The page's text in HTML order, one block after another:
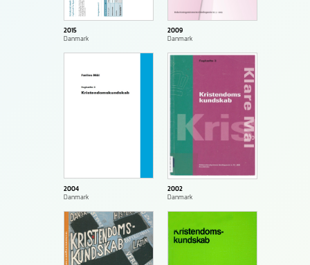
2015
Danmark
2009
Danmark
2004
Danmark
2002
Danmark